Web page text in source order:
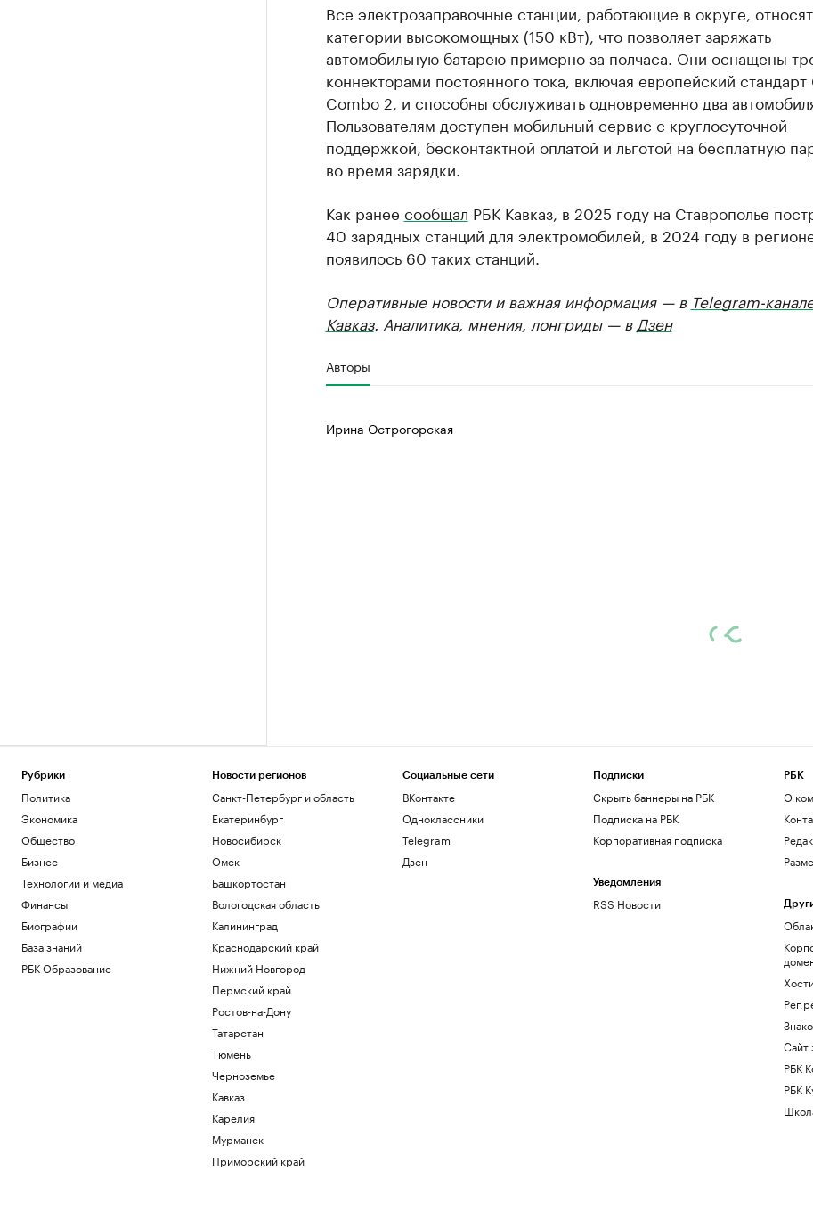
Все электрозаправочные станции, работающие в округе,
категории высокомощных (150 кВт), что позволяет заряжать
автомобильную батарею примерно за полчаса. Они оснащены
коннекторами постоянного тока, включая европейский стандарт
Combo 2, и способны обслуживать одновременно два
Пользователям доступен мобильный сервис с круглосуточной
поддержкой, бесконтактной оплатой и льготой на бесплатную
во время зарядки.
Как ранее сообщал РБК Кавказ, в 2025 году на Ставрополье
40 зарядных станций для электромобилей, в 2024 году в
появилось 60 таких станций.
Оперативные новости и важная информация — в Telegram-
Кавказ. Аналитика, мнения, лонгриды — в Дзен
Авторы
Ирина Острогорская
Рубрики
Политика
Экономика
Общество
Бизнес
Технологии и медиа
Финансы
Биографии
База знаний
РБК Образование
Новости регионов
Санкт-Петербург и область
Екатеринбург
Новосибирск
Омск
Башкортостан
Вологодская область
Калининград
Краснодарский край
Нижний Новгород
Пермский край
Ростов-на-Дону
Татарстан
Тюмень
Черноземье
Кавказ
Карелия
Мурманск
Приморский край
Социальные сети
ВКонтакте
Одноклассники
Telegram
Дзен
Подписки
Скрыть баннеры на РБК
Подписка на РБК
Корпоративная подписка
Уведомления
RSS Новости
РБК
О
Сайт
РБК
РБК